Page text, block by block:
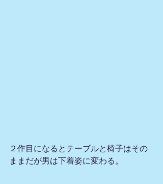
２作目になるとテーブルと椅子はその
ままだが男は下着姿に変わる。